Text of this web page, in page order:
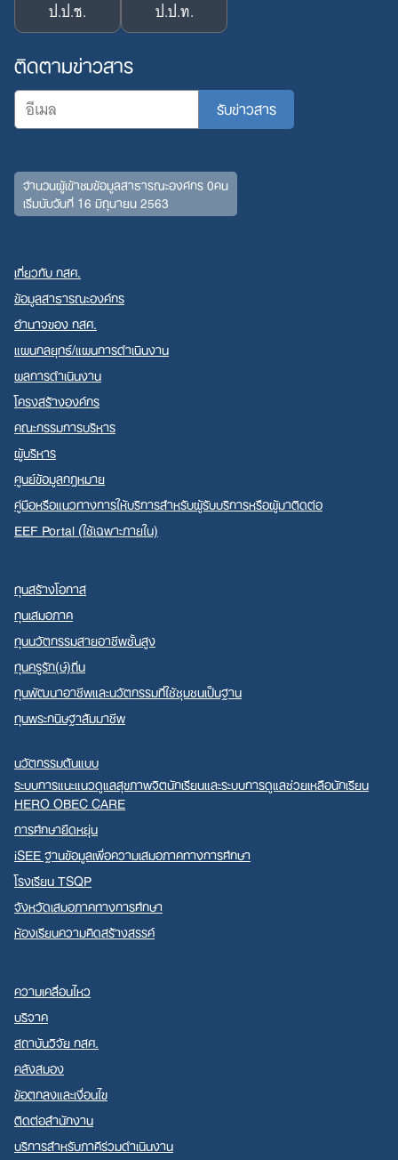
Search
ป.ป.ช. ป.ป.ท.
ติดตามข่าวสาร
จำนวนผู้เข้าชมข้อมูลสาธารณะองค์กร 0คน
เริ่มนับวันที่ 16 มิถุนายน 2563
เกี่ยวกับ กสศ.
ข้อมูลสาธารณะองค์กร
อำนาจของ กสศ.
แผนกลยุทธ์/แผนการดำเนินงาน
ผลการดำเนินงาน
โครงสร้างองค์กร
คณะกรรมการบริหาร
ผู้บริหาร
ศูนย์ข้อมูลกฎหมาย
คู่มือหรือแนวทางการให้บริการสำหรับผู้รับบริการหรือผู้มาติดต่อ
EEF Portal (ใช้เฉพาะภายใน)
ทุนสร้างโอกาส
ทุนเสมอภาค
ทุนนวัตกรรมสายอาชีพชั้นสูง
ทุนครูรัก(ษ์)ถิ่น
ทุนพัฒนาอาชีพและนวัตกรรมที่ใช้ชุมชนเป็นฐาน
ทุนพระกนิษฐาสัมมาชีพ
นวัตกรรมต้นแบบ
ระบบการแนะแนวดูแลสุขภาพจิตนักเรียนและระบบการดูแลช่วยเหลือนักเรียน
HERO OBEC CARE
การศึกษายืดหยุ่น
iSEE ฐานข้อมูลเพื่อความเสมอภาคทางการศึกษา
โรงเรียน TSQP
จังหวัดเสมอภาคทางการศึกษา
ห้องเรียนความคิดสร้างสรรค์
ความเคลื่อนไหว
บริจาค
สถาบันวิจัย กสศ.
คลังสมอง
ข้อตกลงและเงื่อนไข
ติดต่อสำนักงาน
บริการสำหรับภาคีร่วมดำเนินงาน